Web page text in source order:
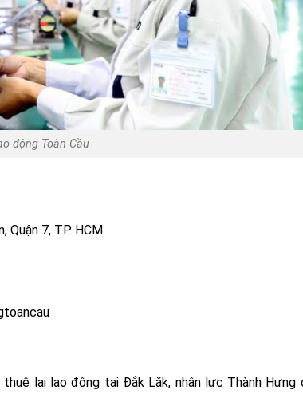
động Toàn Cầu
Quận 7, TP. HCM
lại lao động tại Đắk Lắk, nhân lực Thành Hưng